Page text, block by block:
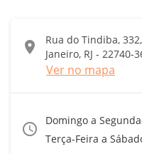
location_on
Rua do Tindiba,
Janeiro, RJ - 22740-
Ver no mapa
access_time
Domingo a
Terça-Feira a